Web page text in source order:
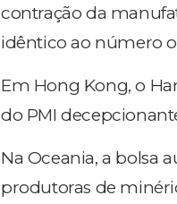
contração da
idêntico ao número
Em Hong Kong, o
do PMI
Na Oceania, a bolsa
produtoras de